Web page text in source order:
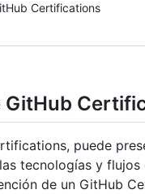
Certifications
GitHub
puede
tecnologías y
de un GitHub